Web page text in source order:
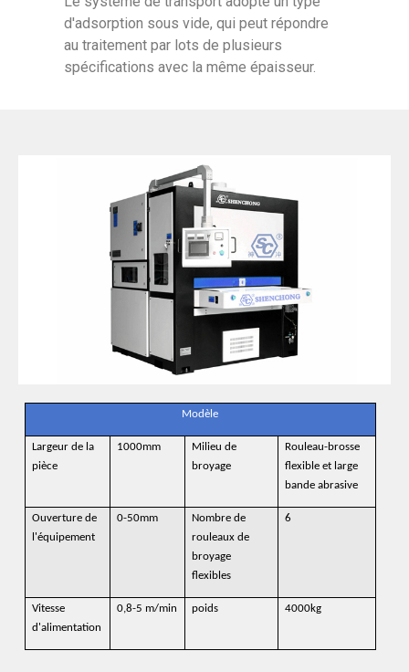
d'adsorption sous vide, qui peut répondre
au traitement par lots de plusieurs
spécifications avec la même épaisseur.
Modèle
Largeur de la
pièce
1000mm
Milieu de
broyage
Rouleau-brosse
flexible et large
bande abrasive
Ouverture de
l'équipement
0-50mm
Nombre de
rouleaux de
broyage
flexibles
6
Vitesse
d'alimentation
0,8-5 m/min poids 4000kg